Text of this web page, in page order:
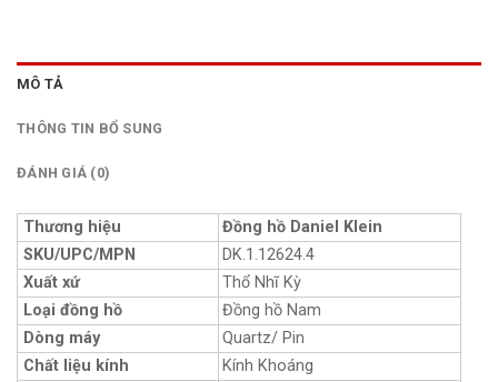
MÔ TẢ
THÔNG TIN BỔ SUNG
ĐÁNH GIÁ (0)
Thương hiệu
Đồng hồ Daniel Klein
SKU/UPC/MPN
DK.1.12624.4
Xuất xứ
Thổ Nhĩ Kỳ
Loại đồng hồ
Đồng hồ Nam
Dòng máy
Quartz/ Pin
Chất liệu kính
Kính Khoáng